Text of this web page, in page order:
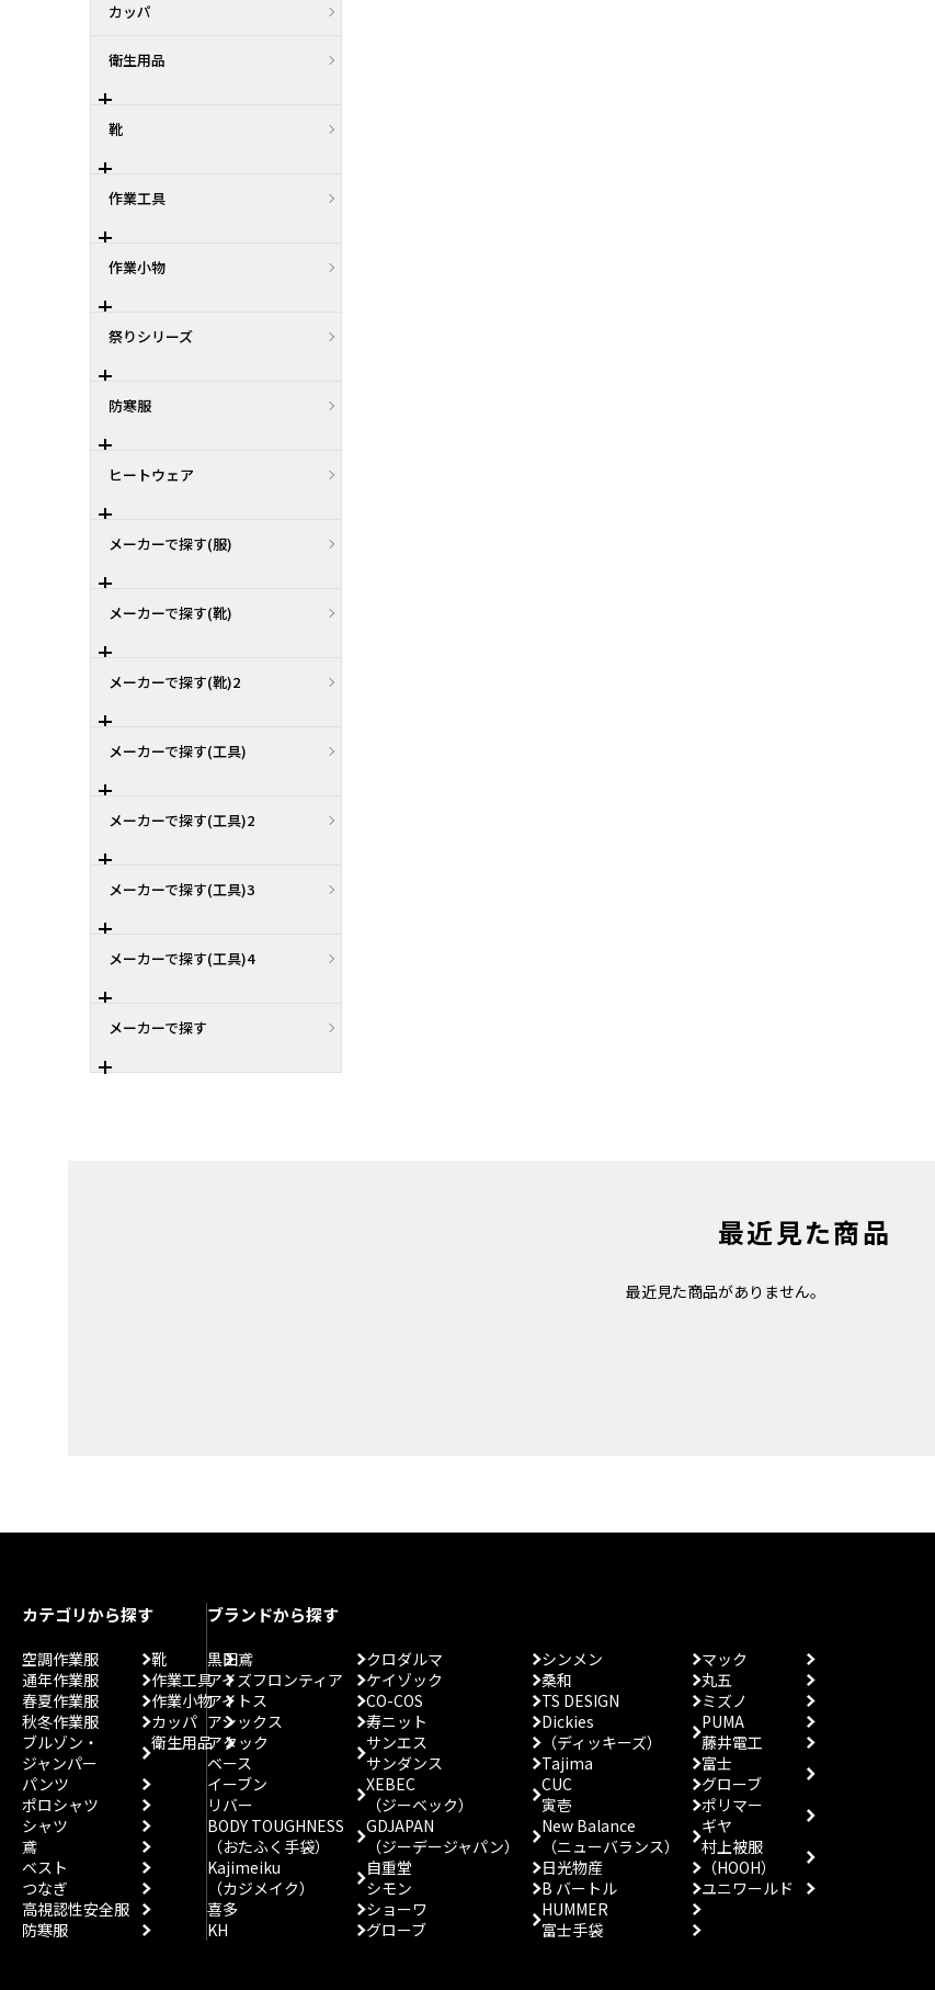
カッパ
衛生用品
靴
作業工具
作業小物
祭りシリーズ
防寒服
ヒートウェア
メーカーで探す(服)
メーカーで探す(靴)
メーカーで探す(靴)2
メーカーで探す(工具)
メーカーで探す(工具)2
メーカーで探す(工具)3
メーカーで探す(工具)4
メーカーで探す
最近見た商品
最近見た商品がありません。
カテゴリから探す
空調作業服
通年作業服
春夏作業服
秋冬作業服
ブルゾン・
ジャンパー
パンツ
ポロシャツ
シャツ
鳶
ベスト
つなぎ
高視認性安全服
防寒服
靴
作業工具
作業小物
カッパ
衛生用品
ブランドから探す
黒田鳶
アイズフロンティア
アイトス
アシックス
アタック
ベース
イーブン
リバー
BODY TOUGHNESS
（おたふく手袋）
Kajimeiku
（カジメイク）
喜多
KH
クロダルマ
ケイゾック
CO-COS
寿ニット
サンエス
サンダンス
XEBEC
（ジーベック）
GDJAPAN
（ジーデージャパン）
自重堂
シモン
ショーワ
グローブ
シンメン
桑和
TS DESIGN
Dickies
（ディッキーズ）
Tajima
CUC
寅壱
New Balance
（ニューバランス）
日光物産
B バートル
HUMMER
富士手袋
マック
丸五
ミズノ
PUMA
藤井電工
富士
グローブ
ポリマー
ギヤ
村上被服
（HOOH）
ユニワールド